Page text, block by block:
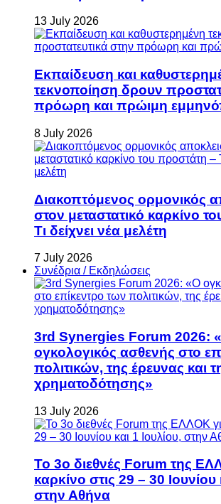
13 July 2026
Εκπαίδευση και
τεκνοποίηση δρουν
πρόωρη και πρώιμη
8 July 2026
Διακοπτόμενος ορμονικός
στον μεταστατικό καρκίνο
Τι δείχνει νέα μελέτη
7 July 2026
Συνέδρια / Εκδηλώσεις
3rd Synergies Forum 2026:
ογκολογικός ασθενής στο
πολιτικών, της έρευνας και
χρηματοδότησης»
13 July 2026
Το 3ο διεθνές Forum της
καρκίνο στις 29 – 30 Ιουνίου
στην Αθήνα